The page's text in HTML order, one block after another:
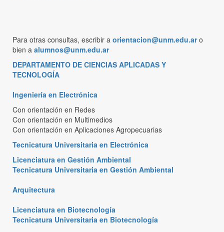
Para otras consultas, escribir a orientacion@unm.edu.aro
bien a alumnos@unm.edu.ar
DEPARTAMENTO DE CIENCIAS APLICADAS Y
TECNOLOGÍA
Ingeniería en Electrónica
Con orientación en Redes
Con orientación en Multimedios
Con orientación en Aplicaciones Agropecuarias
Tecnicatura Universitaria en Electrónica
Licenciatura en Gestión Ambiental
Tecnicatura Universitaria en Gestión Ambiental
Arquitectura
Licenciatura en Biotecnología
Tecnicatura Universitaria en Biotecnología